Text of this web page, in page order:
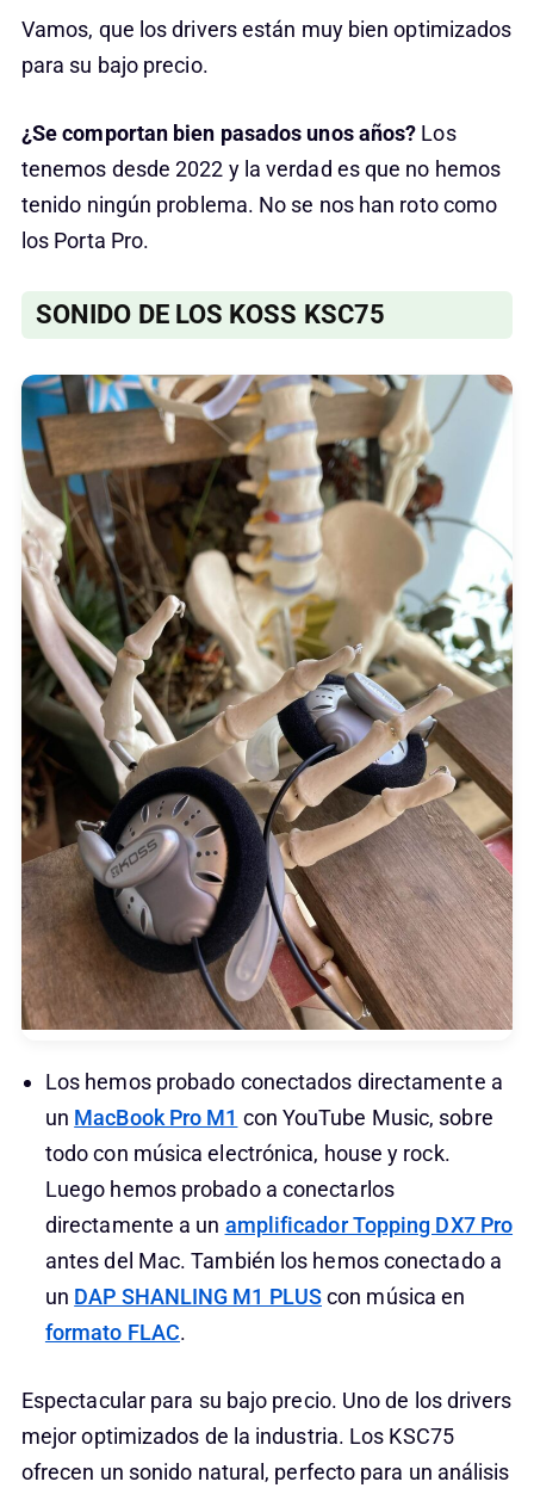
Vamos, que los drivers están muy bien optimizados
para su bajo precio.
¿Se comportan bien pasados unos años? Los
tenemos desde 2022 y la verdad es que no hemos
tenido ningún problema. No se nos han roto como
los Porta Pro.
SONIDO DE LOS KOSS KSC75
Los hemos probado conectados directamente a
un MacBook Pro M1 con YouTube Music, sobre
todo con música electrónica, house y rock.
Luego hemos probado a conectarlos
directamente a un amplificador Topping DX7 Pro
antes del Mac. También los hemos conectado a
un DAP SHANLING M1 PLUScon música en
formato FLAC.
Espectacular para su bajo precio. Uno de los drivers
mejor optimizados de la industria. Los KSC75
ofrecen un sonido natural, perfecto para un análisis